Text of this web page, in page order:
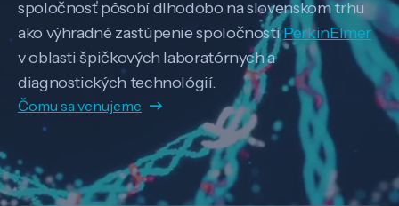
spoločnosť pôsobí dlhodobo na slovenskom trhu
ako výhradné zastúpenie spoločnostiPerkinElmer
v oblasti špičkových laboratórnych a
diagnostických technológií.
Čomu sa venujeme